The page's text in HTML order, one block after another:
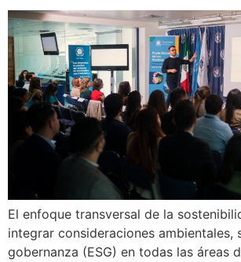
El enfoque transversal de la
integrar consideraciones ambientales,
gobernanza (ESG) en todas las áreas